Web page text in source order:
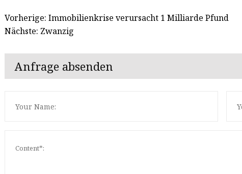
Vorherige: Immobilienkrise verursacht 1 Milliarde Pfund
Nächste: Zwanzig
Anfrage absenden